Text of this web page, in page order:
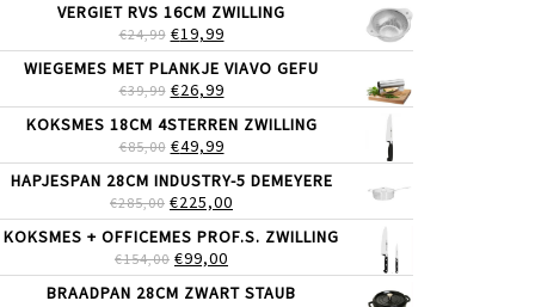
VERGIET RVS 16CM ZWILLING
€24,99 OORSPRONKELIJKE
PRIJS
WAS:
€24,99.
€19,99HUIDIGE
PRIJS
IS:
€19,99.
WIEGEMES MET PLANKJE VIAVO GEFU
€39,99 OORSPRONKELIJKE
PRIJS
WAS:
€39,99.
€26,99HUIDIGE
PRIJS
IS:
€26,99.
KOKSMES 18CM 4STERREN ZWILLING
€85,00 OORSPRONKELIJKE
PRIJS
WAS:
€85,00.
€49,99HUIDIGE
PRIJS
IS:
€49,99.
HAPJESPAN 28CM INDUSTRY-5 DEMEYERE
€285,00 OORSPRONKELIJKE
PRIJS
WAS:
€285,00.
€225,00
PRIJS
IS:
KOKSMES + OFFICEMES PROF.S. ZWILLING
€154,00 OORSPRONKELIJKE
PRIJS
WAS:
€99,00
PRIJS
IS:
BRAADPAN 28CM ZWART STAUB